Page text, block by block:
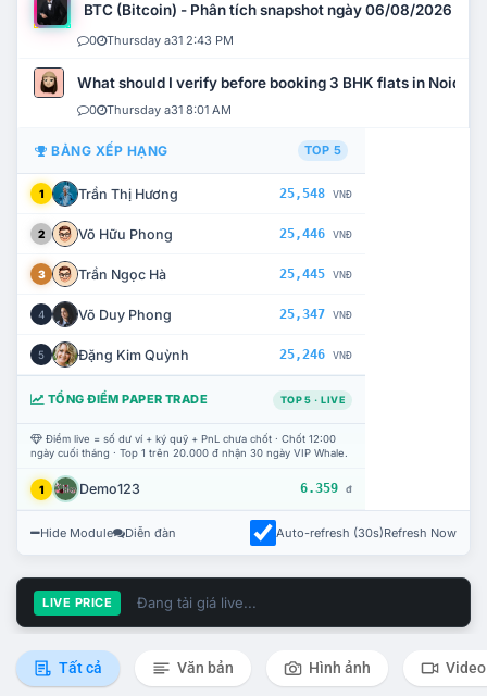
BTC (Bitcoin) - Phân tích snapshot ngày 06/08/2026
0 Thursday a31 2:43 PM
What should I verify before booking 3 BHK flats in Noida?
0 Thursday a31 8:01 AM
BẢNG XẾP HẠNG TOP 5
1 Trần Thị Hương 25,548 VNĐ
2 Võ Hữu Phong 25,446 VNĐ
3 Trần Ngọc Hà 25,445 VNĐ
4 Võ Duy Phong 25,347 VNĐ
5 Đặng Kim Quỳnh 25,246 VNĐ
TỔNG ĐIỂM PAPER TRADE TOP 5 · LIVE
Điểm live = số dư ví + ký quỹ + PnL chưa chốt · Chốt 12:00
ngày cuối tháng · Top 1 trên 20.000 đ nhận 30 ngày VIP Whale.
1 Demo123 6.359 đ
Hide Module Diễn đàn Auto-refresh (30s)Refresh Now
LIVE PRICE Đang tải giá live...
Tất cả Văn bản Hình ảnh Video